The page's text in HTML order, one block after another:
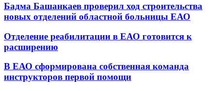
Бадма Башанкаев проверил ход строительства
новых отделений областной больницы ЕАО
Отделение реабилитации в ЕАО готовится к
расширению
В ЕАО сформирована собственная команда
инструкторов первой помощи